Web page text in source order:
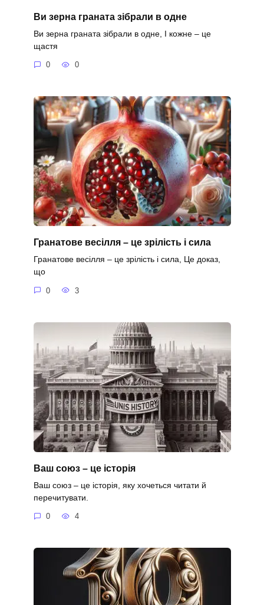
Ви зерна граната зібрали в одне
Ви зерна граната зібрали в одне, І кожне – це
щастя
0 0
Гранатове весілля – це зрілість і сила
Гранатове весілля – це зрілість і сила, Це доказ,
що
0 3
Ваш союз – це історія
Ваш союз – це історія, яку хочеться читати й
перечитувати.
0 4